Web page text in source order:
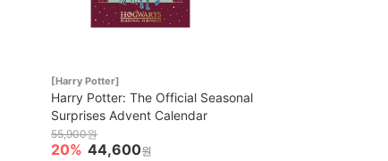
[Harry Potter]
Harry Potter: The Official Seasonal
Surprises Advent Calendar
55,900원
20% 44,600원